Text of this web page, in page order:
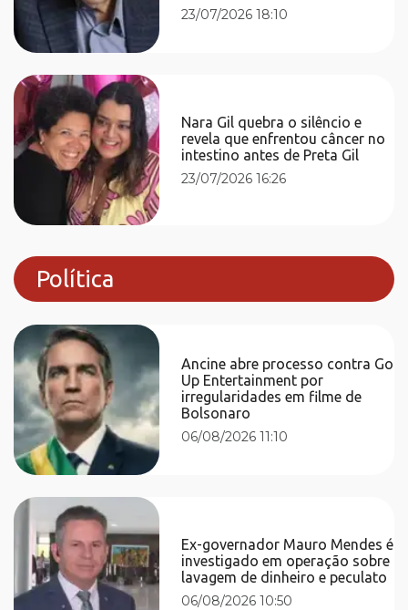
23/07/2026 18:10
Nara Gil quebra o silêncio e
revela que enfrentou câncer no
intestino antes de Preta Gil
23/07/2026 16:26
Política
Ancine abre processo contra Go
Up Entertainment por
irregularidades em filme de
Bolsonaro
06/08/2026 11:10
Ex-governador Mauro Mendes é
investigado em operação sobre
lavagem de dinheiro e peculato
06/08/2026 10:50